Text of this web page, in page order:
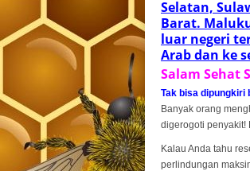
Selatan,
Barat.
luar negeri
Arab dan ke
Salam Sehat
Tak bisa dipungkiri
Banyak orang
digerogoti penyakit!
Kalau Anda tahu
perlindungan